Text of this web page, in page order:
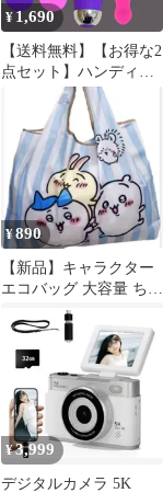
¥1,690
【送料無料】【お得な2
点セット】ハンディー
USB充電タイプ
¥890
【新品】キャラクター
エコバッグ 大容量 ちい
かわ ストライプ
¥3,999
デジタルカメラ 5K